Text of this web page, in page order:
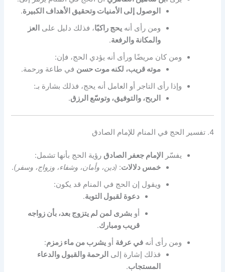
الوصول إلى الأمنيات وتحقيق الأهداف الكبيرة.
ومن رأى أنهيحج راكبًا، فذلك دليل على العز
والمكانة والرفعة.
ومن كان مريضًا ورأى أنه يؤدي الحج، فإن:
موته قريب، لكنه موت حسن في طاعة ورحمة.
وإذا رأى التاجر أو العامل أنه يحج، فذلك بشارة بـ:
الربح، والتوفيق، وتوسّع الرزق.
4. تفسير الحج في المنام للإمام الصادق
يفسّر الإمام جعفر الصادق رؤية الحج بأنها تشمل:
خمس دلالات: (دين، وأمان، وشفاء، وزواج، وسفر).
ويقول إن الحج في المنام قد يكون:
دعوة لقبول التوبة.
أو بشرى لمن لم يتزوج بعد، بأن زواجه
قريب ومبارك.
ومن رأى أنهفي عرفة أويشرب من ماء زمزم:
فذلك إشارة إلى الرحمة والقبول والدعاء
المستجاب.